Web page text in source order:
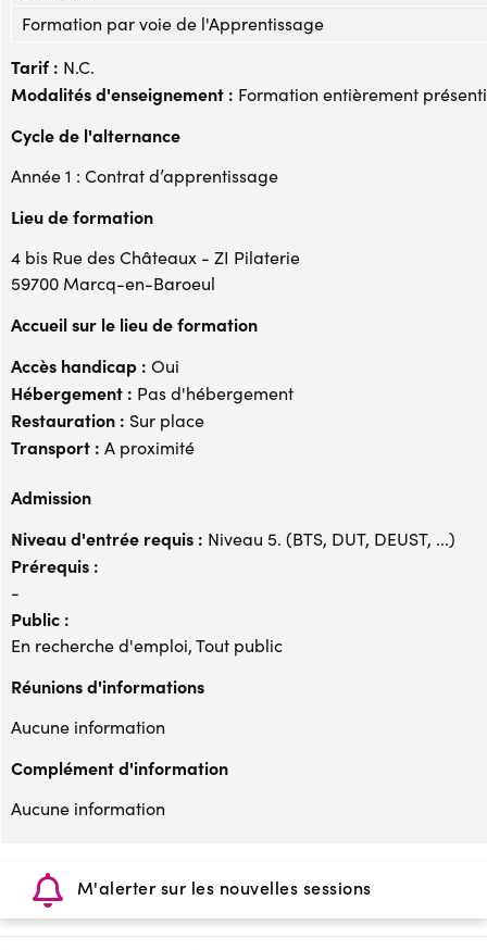
Formation par voie de l'Apprentissage
Tarif : N.C.
Modalités d'enseignement : Formation entièrement
Cycle de l'alternance
Année 1 : Contrat d’apprentissage
Lieu de formation
4 bis Rue des Châteaux - ZI Pilaterie
59700 Marcq-en-Baroeul
Accueil sur le lieu de formation
Accès handicap : Oui
Hébergement : Pas d'hébergement
Restauration : Sur place
Transport : A proximité
Admission
Niveau d'entrée requis : Niveau 5. (BTS, DUT, DEUST, ...)
Prérequis :
-
Public :
En recherche d'emploi, Tout public
Réunions d'informations
Aucune information
Complément d'information
Aucune information
M'alerter sur les nouvelles sessions